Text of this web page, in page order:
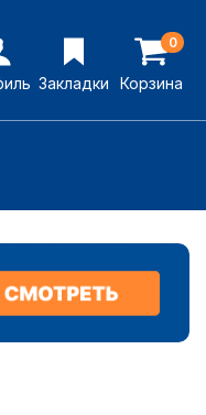
Закладки
0
Корзина